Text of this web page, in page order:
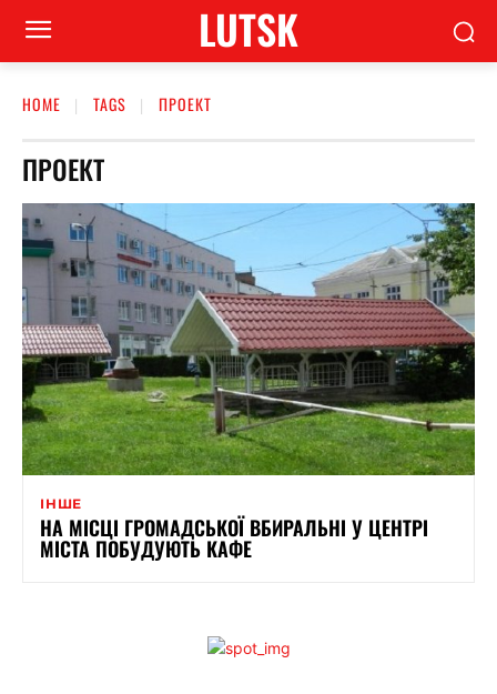
LUTSK
HOME TAGS ПРОЕКТ
ПРОЕКТ
ІНШЕ
НА МІСЦІ ГРОМАДСЬКОЇ ВБИРАЛЬНІ У ЦЕНТРІ
МІСТА ПОБУДУЮТЬ КАФЕ